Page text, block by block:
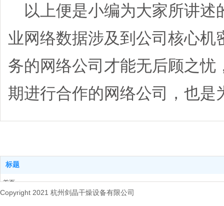
以上便是小编为大家所讲
业网络数据涉及到公司核心
务的网络公司才能无后顾之
期进行合作的网络公司，也
标题
首页
关于我们
Copyright 2021 杭州剑晶干燥设备有限公司